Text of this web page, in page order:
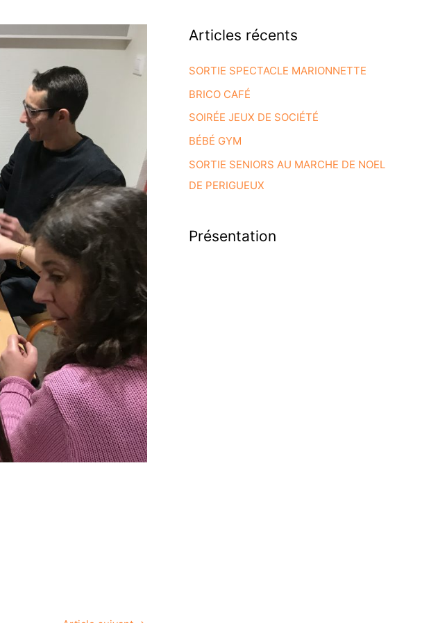
Articles récents
SORTIE SPECTACLE MARIONNETTE
BRICO CAFÉ
SOIRÉE JEUX DE SOCIÉTÉ
BÉBÉ GYM
SORTIE SENIORS AU MARCHE DE NOEL
DE PERIGUEUX
Présentation